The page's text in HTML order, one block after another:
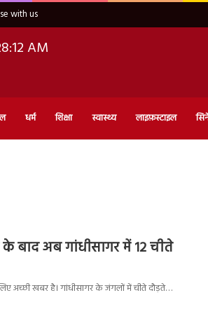
with us
AM
धर्म शिक्षा स्वास्थ्य लाइफ़स्टाइल
बाद अब गांधीसागर में 12 चीते
अच्छी खबर है। गांधीसागर के जंगलों में चीते दौड़ते…